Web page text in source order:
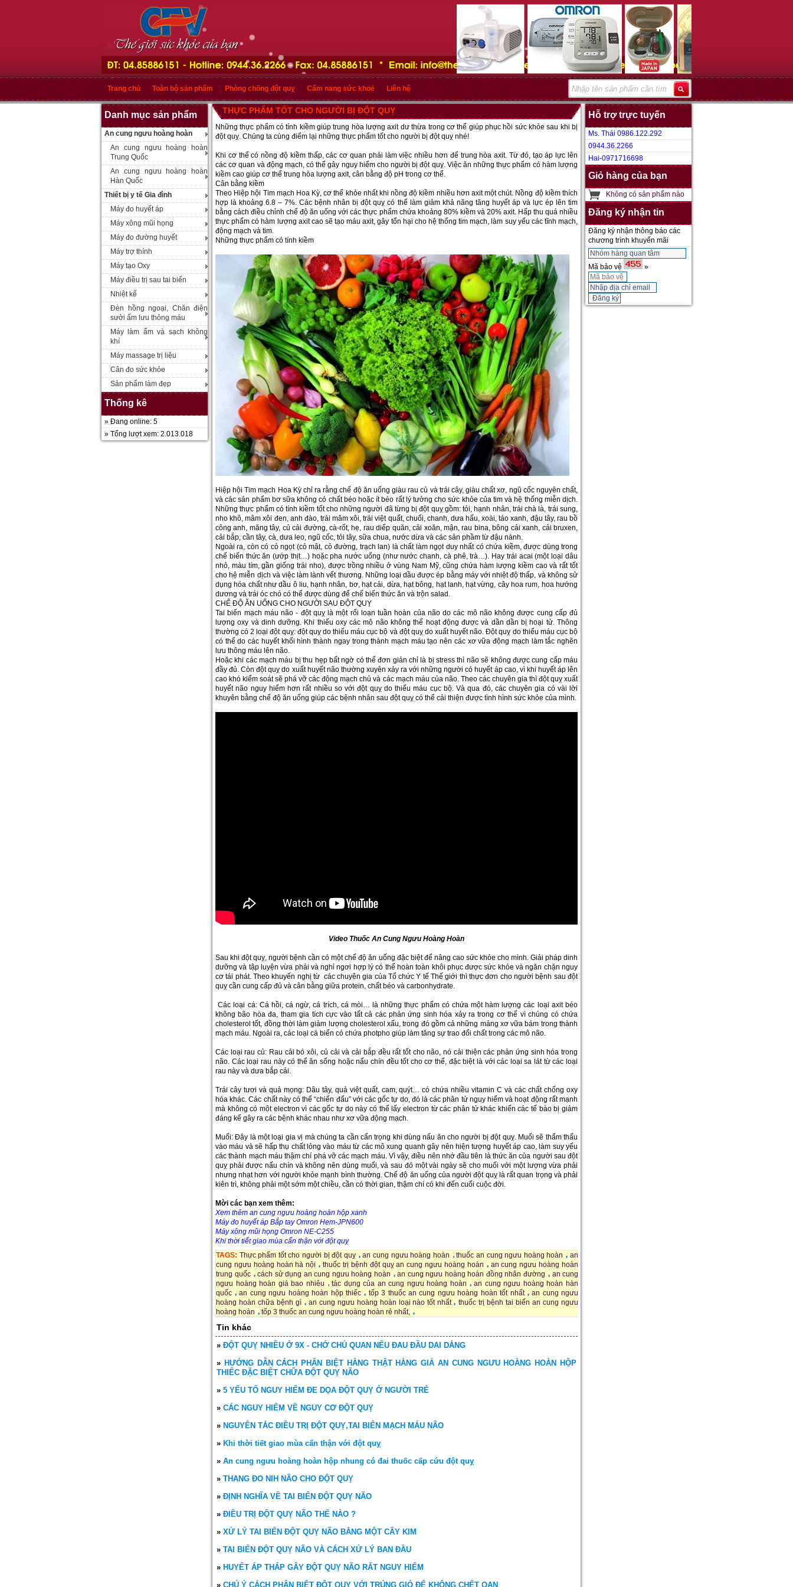
Trang chủ Toàn bộ sản phẩm Phòng chống đột quỵ Cẩm nang sức khoẻ Liên hệ
Danh mục sản phẩm
An cung ngưu hoàng hoàn
An cung ngưu hoàng hoàn
Trung Quốc
An cung ngưu hoàng hoàn
Hàn Quốc
Thiết bị y tế Gia đình
Máy đo huyết áp
Máy xông mũi họng
Máy đo đường huyết
Máy trợ thính
Máy tạo Oxy
Máy điều trị sau tai biến
Nhiệt kế
Đèn hồng ngoại, Chăn điện
sưởi ấm lưu thông máu
Máy làm ẩm và sạch không
khí
Máy massage trị liệu
Cân đo sức khỏe
Sản phẩm làm đẹp
Thống kê
» Đang online: 5
» Tổng lượt xem: 2.013.018
THỰC PHẨM TỐT CHO NGƯỜI BỊ ĐỘT QUỴ
Những thực phẩm có tính kiềm giúp trung hòa lượng axit dư thừa trong cơ thể giúp phục hồi sức khỏe sau khi bị
đột quỵ. Chúng ta cùng điểm lại những thực phẩm tốt cho người bị đột quỵ nhé!
Khi cơ thể có nồng độ kiềm thấp, các cơ quan phải làm việc nhiều hơn để trung hòa axit. Từ đó, tạo áp lực lên
các cơ quan và động mạch, có thể gây nguy hiểm cho người bị đột quỵ. Việc ăn những thực phẩm có hàm lượng
kiềm cao giúp cơ thể trung hòa lượng axit, cân bằng độ pH trong cơ thể.
Cân bằng kiềm
Theo Hiệp hội Tim mạch Hoa Kỳ, cơ thể khỏe nhất khi nồng độ kiềm nhiều hơn axit một chút. Nồng độ kiềm thích
hợp là khoảng 6.8 – 7%. Các bệnh nhân bị đột quỵ có thể làm giảm khả năng tăng huyết áp và lực ép lên tim
bằng cách điều chỉnh chế độ ăn uống với các thực phẩm chứa khoảng 80% kiềm và 20% axit. Hấp thu quá nhiều
thực phẩm có hàm lượng axit cao sẽ tạo máu axit, gây tổn hại cho hệ thống tim mạch, làm suy yếu các tĩnh mạch,
động mạch và tim.
Những thực phẩm có tính kiềm
Hiệp hội Tim mạch Hoa Kỳ chỉ ra rằng chế độ ăn uống giàu rau củ và trái cây, giàu chất xơ, ngũ cốc nguyên chất,
và các sản phẩm bơ sữa không có chất béo hoặc ít béo rất lý tưởng cho sức khỏe của tim và hệ thống miễn dịch.
Những thực phẩm có tính kiềm tốt cho những người đã từng bị đột quỵ gồm: tỏi, hạnh nhân, trái chà là, trái sung,
nho khô, mâm xôi đen, anh đào, trái mâm xôi, trái việt quất, chuối, chanh, dưa hấu, xoài, táo xanh, đậu tây, rau bồ
công anh, măng tây, củ cải đường, cà-rốt, hẹ, rau diếp quăn, cải xoăn, mận, rau bina, bông cải xanh, cải bruxen,
cải bắp, cần tây, cà, dưa leo, ngũ cốc, tỏi tây, sữa chua, nước dừa và các sản phầm từ đậu nành.
Ngoài ra, còn có cỏ ngọt (cỏ mật, cỏ đường, trạch lan) là chất làm ngọt duy nhất có chứa kiềm, được dùng trong
chế biến thức ăn (ướp thịt…) hoặc pha nước uống (như nước chanh, cà phê, trà…). Hay trái acai (một loại dâu
nhỏ, màu tím, gần giống trái nho), được trồng nhiều ở vùng Nam Mỹ, cũng chứa hàm lượng kiềm cao và rất tốt
cho hệ miễn dịch và việc làm lành vết thương. Những loại dầu được ép bằng máy với nhiệt độ thấp, và không sử
dụng hóa chất như dầu ô liu, hạnh nhân, bơ, hạt cải, dừa, hạt bông, hạt lanh, hạt vừng, cây hoa rum, hoa hướng
dương và trái óc chó có thể được dùng để chế biến thức ăn và trộn salad.
CHẾ ĐỘ ĂN UỐNG CHO NGƯỜI SAU ĐỘT QUỴ
Tai biến mạch máu não - đột quỵ là một rối loạn tuần hoàn của não do các mô não không được cung cấp đủ
lượng oxy và dinh dưỡng. Khi thiếu oxy các mô não không thể hoạt động được và dần dần bị hoại tử. Thông
thường có 2 loại đột quỵ: đột quỵ do thiếu máu cục bộ và đột quỵ do xuất huyết não. Đột quỵ do thiếu máu cục bộ
có thể do các huyết khối hình thành ngay trong thành mạch máu tạo nên các xơ vữa động mạch làm tắc nghẽn
lưu thông máu lên não.
Hoặc khi các mạch máu bị thu hẹp bất ngờ có thể đơn giản chỉ là bị stress thì não sẽ không được cung cấp máu
đầy đủ. Còn đột quỵ do xuất huyết não thường xuyên xảy ra với những người có huyết áp cao, vì khi huyết áp lên
cao khó kiểm soát sẽ phá vỡ các động mạch chủ và các mạch máu của não. Theo các chuyên gia thì đột quỵ xuất
huyết não nguy hiểm hơn rất nhiều so với đột quỵ do thiếu máu cục bộ. Và qua đó, các chuyên gia có vài lời
khuyên bằng chế độ ăn uống giúp các bệnh nhân sau đột quỵ có thể cải thiện được tình hình sức khỏe của mình.
Video Thuốc An Cung Ngưu Hoàng Hoàn
Sau khi đột quỵ, người bệnh cần có một chế độ ăn uống đặc biệt để nâng cao sức khỏe cho mình. Giải pháp dinh
dưỡng và tập luyện vừa phải và nghỉ ngơi hợp lý có thể hoàn toàn khôi phục được sức khỏe và ngăn chặn nguy
cơ tái phát. Theo khuyến nghị từ các chuyên gia của Tổ chức Y tế Thế giới thì thực đơn cho người bệnh sau đột
quỵ cần cung cấp đủ và cân bằng giữa protein, chất béo và carbonhydrate.
Các loại cá: Cá hồi, cá ngừ, cá trích, cá mòi… là những thực phẩm có chứa một hàm lượng các loại axit béo
không bão hòa đa, tham gia tích cực vào tất cả các phản ứng sinh hóa xảy ra trong cơ thể vì chúng có chứa
cholesterol tốt, đồng thời làm giảm lượng cholesterol xấu, trong đó gồm cả những mảng xơ vữa bám trong thành
mạch máu. Ngoài ra, các loại cá biển có chứa photpho giúp làm tăng sự trao đổi chất trong các mô não.
Các loại rau củ: Rau cải bó xôi, củ cải và cải bắp đều rất tốt cho não, nó cải thiện các phản ứng sinh hóa trong
não. Các loại rau này có thể ăn sống hoặc nấu chín đều tốt cho cơ thể, đặc biệt là với các loại sa lát từ các loại
rau này và dưa bắp cải.
Trái cây tươi và quả mọng: Dâu tây, quả việt quất, cam, quýt… có chứa nhiều vitamin C và các chất chống oxy
hóa khác. Các chất này có thể “chiến đấu” với các gốc tự do, đó là các phân tử nguy hiểm và hoạt động rất mạnh
mà không có một electron vì các gốc tự do này có thể lấy electron từ các phân tử khác khiến các tế bào bị giảm
đáng kể gây ra các bệnh khác nhau như xơ vữa động mạch.
Muối: Đây là một loại gia vị mà chúng ta cần cẩn trọng khi dùng nấu ăn cho người bị đột quỵ. Muối sẽ thẩm thấu
vào máu và sẽ hấp thụ chất lỏng vào máu từ các mô xung quanh gây nên hiện tượng huyết áp cao, làm suy yếu
các thành mạch máu thậm chí phá vỡ các mạch máu. Vì vậy, điều nên nhớ đầu tiên là thức ăn của người sau đột
quỵ phải được nấu chín và không nên dùng muối, và sau đó một vài ngày sẽ cho muối với một lượng vừa phải
nhưng nhạt hơn với người khỏe mạnh bình thường. Chế độ ăn uống của người đột quỵ là rất quan trọng và phải
kiên trì, không phải một sớm một chiều, cần có thời gian, thậm chí có khi đến cuối cuộc đời.
Mời các bạn xem thêm:
Xem thêm an cung ngưu hoàng hoàn hộp xanh
Máy đo huyết áp Bắp tay Omron Hem-JPN600
Máy xông mũi họng Omron NE-C255
Khi thời tiết giao mùa cẩn thận với đột quỵ
TAGS: Thực phẩm tốt cho người bị đột quỵ an cung ngưu hoàng hoàn thuốc an cung ngưu hoàng hoàn
an
cung ngưu hoàng hoàn hà nội
thuốc trị bệnh đột quỵ an cung ngưu hoàng hoàn
an cung ngưu hoàng hoàn
trung quốc
cách sử dụng an cung ngưu hoàng hoàn an cung ngưu hoàng hoàn đồng nhân đường
an cung
ngưu hoàng hoàn giá bao nhiêu
tác dụng của an cung ngưu hoàng hoàn
an cung ngưu hoàng hoàn hàn
quốc
an cung ngưu hoàng hoàn hộp thiếc tốp 3 thuốc an cung ngưu hoàng hoàn tốt nhất
an cung ngưu
hoàng hoàn chữa bệnh gì
an cung ngưu hoàng hoàn loại nào tốt nhất
thuốc trị bệnh tai biến an cung ngưu
hoàng hoàn
tốp 3 thuốc an cung ngưu hoàng hoàn rẻ nhất,
Tin khác
» ĐỘT QUỴ NHIỀU Ở 9X - CHỚ CHỦ QUAN NẾU ĐAU ĐẦU DAI DẲNG
» HƯỚNG DẪN CÁCH PHÂN BIỆT HÀNG THẬT HÀNG GIẢ AN CUNG NGƯU HOÀNG HOÀN HỘP
THIẾC ĐẶC BIỆT CHỮA ĐỘT QUỴ NÃO
» 5 YẾU TỐ NGUY HIỂM ĐE DỌA ĐỘT QUỴ Ở NGƯỜI TRẺ
» CÁC NGUY HIỂM VỀ NGUY CƠ ĐỘT QUỴ
» NGUYÊN TẮC ĐIỀU TRỊ ĐỘT QUỴ,TAI BIẾN MẠCH MÁU NÃO
» Khi thời tiết giao mùa cẩn thận với đột quỵ
» An cung ngưu hoàng hoàn hộp nhung có đai thuốc cấp cứu đột quỵ
» THANG ĐO NIH NÃO CHO ĐỘT QUỴ
» ĐỊNH NGHĨA VỀ TAI BIẾN ĐỘT QUỴ NÃO
» ĐIỀU TRỊ ĐỘT QUỴ NÃO THẾ NÀO ?
» XỬ LÝ TAI BIẾN ĐỘT QUỴ NÃO BẰNG MỘT CÂY KIM
» TAI BIẾN ĐỘT QUỴ NÃO VÀ CÁCH XỬ LÝ BAN ĐẦU
» HUYẾT ÁP THẤP GÂY ĐỘT QUỴ NÃO RẤT NGUY HIỂM
» CHÚ Ý CÁCH PHÂN BIỆT ĐỘT QUỴ VỚI TRÚNG GIÓ ĐỂ KHÔNG CHẾT OAN
Hỗ trợ trực tuyến
Ms. Thái 0986.122.292
0944.36.2266
Hai-0971716698
Giỏ hàng của bạn
Không có sản phẩm nào
Đăng ký nhận tin
Đăng ký nhận thông báo các
chương trình khuyến mãi
Mã bảo vệ »